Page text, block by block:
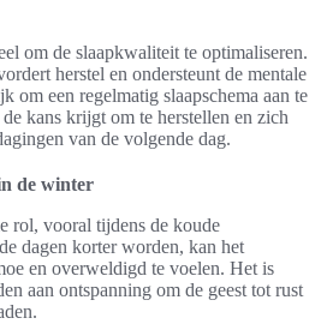
om de slaapkwaliteit te optimaliseren.
herstel en ondersteunt de mentale
om een regelmatig slaapschema aan te
kans krijgt om te herstellen en zich
van de volgende dag.
de winter
rol, vooral tijdens de koude
dagen korter worden, kan het
en overweldigd te voelen. Het is
aan ontspanning om de geest tot rust